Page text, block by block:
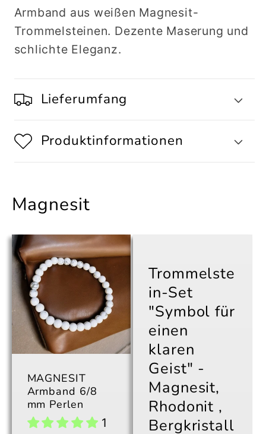
Armband aus weißen Magnesit-
Trommelsteinen. Dezente Maserung und
schlichte Eleganz.
Lieferumfang
Produktinformationen
Magnesit
MAGNESIT
Armband 6/8
mm Perlen
1
Trommelste
in-Set
"Symbol für
einen
klaren
Geist" -
Magnesit,
Rhodonit ,
Bergkristall